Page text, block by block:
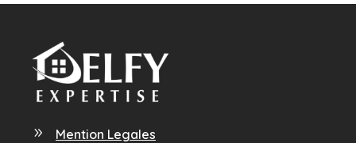
9
Mention Legales